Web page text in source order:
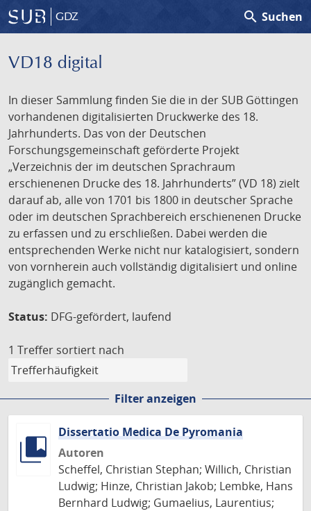
GDZ search Suchen
VD18 digital
In dieser Sammlung finden Sie die in der SUB Göttingen
vorhandenen digitalisierten Druckwerke des 18.
Jahrhunderts. Das von der Deutschen
Forschungsgemeinschaft geförderte Projekt
„Verzeichnis der im deutschen Sprachraum
erschienenen Drucke des 18. Jahrhunderts” (VD 18) zielt
darauf ab, alle von 1701 bis 1800 in deutscher Sprache
oder im deutschen Sprachbereich erschienenen Drucke
zu erfassen und zu erschließen. Dabei werden die
entsprechenden Werke nicht nur katalogisiert, sondern
von vornherein auch vollständig digitalisiert und online
zugänglich gemacht.
Status: DFG-gefördert, laufend
1 Treffer sortiert nach
Filter anzeigen
Dissertatio Medica De Pyromania
Autoren
Scheffel, Christian Stephan; Willich, Christian
Ludwig; Hinze, Christian Jakob; Lembke, Hans
Bernhard Ludwig; Gumaelius, Laurentius;